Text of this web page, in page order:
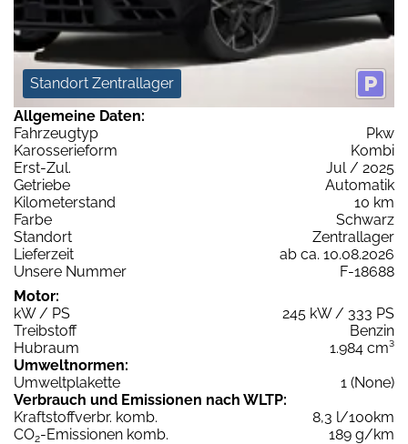
Standort Zentrallager
Allgemeine Daten:
Fahrzeugtyp
Pkw
Karosserieform
Kombi
Erst-Zul.
Jul / 2025
Getriebe
Automatik
Kilometerstand
10 km
Farbe
Schwarz
Standort
Zentrallager
Lieferzeit
ab ca. 10.08.2026
Unsere Nummer
F-18688
Motor:
kW / PS
245 kW / 333 PS
Treibstoff
Benzin
Hubraum
1.984 cm³
Umweltnormen:
Umweltplakette
1 (None)
Verbrauch und Emissionen nach WLTP:
Kraftstoffverbr. komb.
8,3 l/100km
CO2-Emissionen komb.
189 g/km